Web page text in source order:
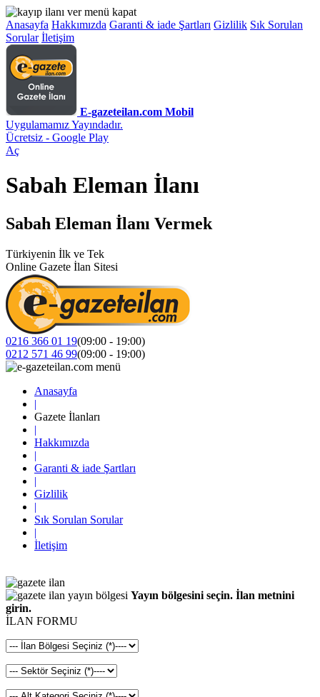
Anasayfa Hakkımızda Garanti & iade Şartları Gizlilik Sık Sorulan
Sorular İletişim
E-gazeteilan.com Mobil
Uygulamamız Yayındadır.
Ücretsiz - Google Play
Aç
Sabah Eleman İlanı
Sabah Eleman İlanı Vermek
Türkiyenin İlk ve Tek
Online Gazete İlan Sitesi
0216 366 01 19(09:00 - 19:00)
0212 571 46 99(09:00 - 19:00)
Anasayfa
|
Gazete İlanları
|
Hakkımızda
|
Garanti & iade Şartları
|
Gizlilik
|
Sık Sorulan Sorular
|
İletişim
Yayın bölgesini seçin. İlan metnini
girin.
İLAN FORMU